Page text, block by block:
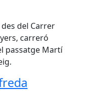
del Carrer
carreró
passatge Martí